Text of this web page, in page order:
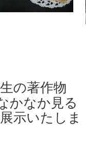
の著作物
かなか見る
示いたしま